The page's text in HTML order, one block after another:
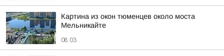
Картина из окон тюменцев около моста
Мельникайте
08:03